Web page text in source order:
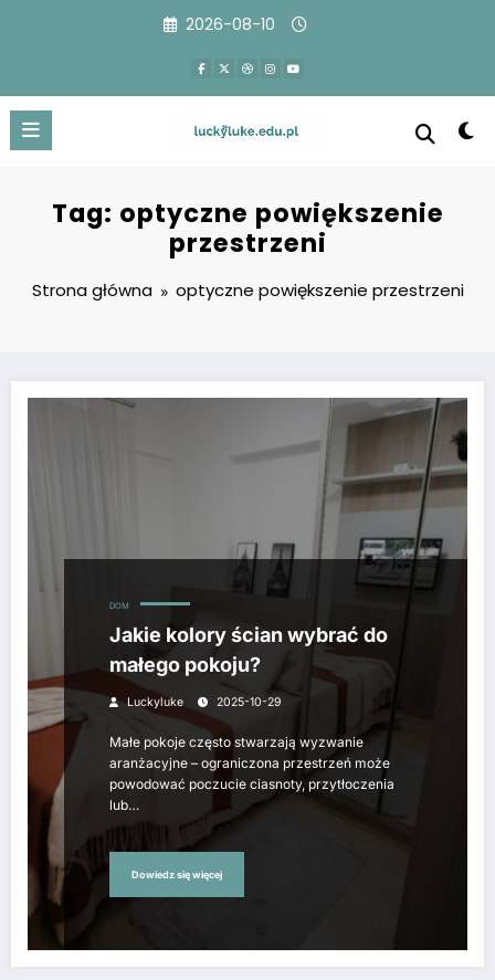
2026-08-10
Tag: optyczne powiększenie
przestrzeni
Strona główna optyczne powiększenie przestrzeni
DOM
Jakie kolory ścian wybrać do
małego pokoju?
Luckyluke 2025-10-29
Małe pokoje często stwarzają wyzwanie
aranżacyjne – ograniczona przestrzeń może
powodować poczucie ciasnoty, przytłoczenia
lub…
Dowiedz się więcej